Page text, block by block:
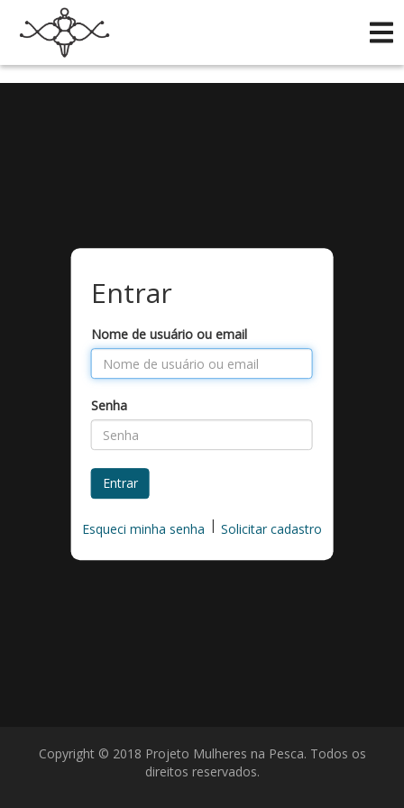
Entrar
Nome de usuário ou email
Senha
Entrar
Esqueci minha senha | Solicitar cadastro
Copyright © 2018 Projeto Mulheres na Pesca. Todos os
direitos reservados.